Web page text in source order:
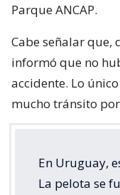
Parque ANCAP.
Cabe señalar que,
informó que no
accidente. Lo
mucho tránsito
En Uruguay,
La pelota se